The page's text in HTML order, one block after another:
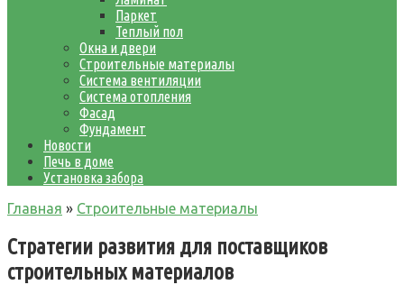
Паркет
Теплый пол
Окна и двери
Строительные материалы
Система вентиляции
Система отопления
Фасад
Фундамент
Новости
Печь в доме
Установка забора
Главная » Строительные материалы
Стратегии развития для поставщиков
строительных материалов